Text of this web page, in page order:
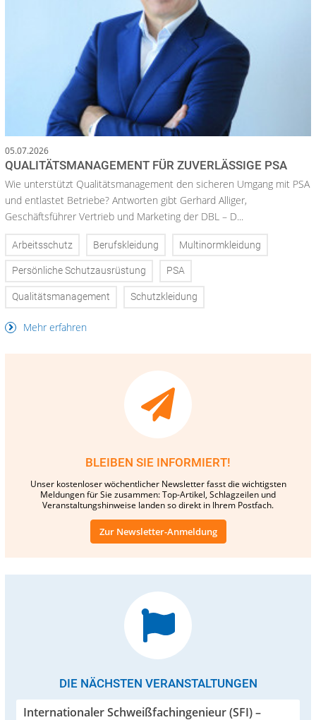
05.07.2026
QUALITÄTSMANAGEMENT FÜR ZUVERLÄSSIGE PSA
Wie unterstützt Qualitätsmanagement den sicheren Umgang mit PSA
und entlastet Betriebe? Antworten gibt Gerhard Alliger,
Geschäftsführer Vertrieb und Marketing der DBL – D...
Arbeitsschutz Berufskleidung Multinormkleidung
Persönliche Schutzausrüstung PSA
Qualitätsmanagement Schutzkleidung
Mehr erfahren
BLEIBEN SIE INFORMIERT!
Unser kostenloser wöchentlicher Newsletter fasst die wichtigsten
Meldungen für Sie zusammen: Top-Artikel, Schlagzeilen und
Veranstaltungshinweise landen so direkt in Ihrem Postfach.
Zur Newsletter-Anmeldung
DIE NÄCHSTEN VERANSTALTUNGEN
Internationaler Schweißfachingenieur (SFI) –